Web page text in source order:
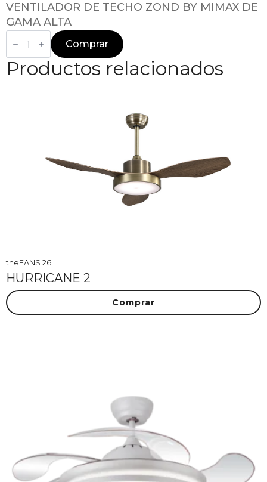
VENTILADOR DE TECHO ZOND BY MIMAX DE
GAMA ALTA
ZONDA
cantidad
Comprar
Productos relacionados
theFANS 26
HURRICANE 2
Comprar